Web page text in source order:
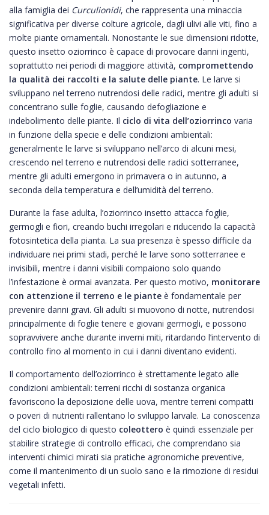
alla famiglia dei Curculionidi, che rappresenta una minaccia
significativa per diverse colture agricole, dagli ulivi alle viti, fino a
molte piante ornamentali. Nonostante le sue dimensioni ridotte,
questo insetto oziorrinco è capace di provocare danni ingenti,
soprattutto nei periodi di maggiore attività, compromettendo
la qualità dei raccolti e la salute delle piante. Le larve si
sviluppano nel terreno nutrendosi delle radici, mentre gli adulti si
concentrano sulle foglie, causando defogliazione e
indebolimento delle piante. Il ciclo di vita dell’oziorrinco varia
in funzione della specie e delle condizioni ambientali:
generalmente le larve si sviluppano nell’arco di alcuni mesi,
crescendo nel terreno e nutrendosi delle radici sotterranee,
mentre gli adulti emergono in primavera o in autunno, a
seconda della temperatura e dell’umidità del terreno.
Durante la fase adulta, l’oziorrinco insetto attacca foglie,
germogli e fiori, creando buchi irregolari e riducendo la capacità
fotosintetica della pianta. La sua presenza è spesso difficile da
individuare nei primi stadi, perché le larve sono sotterranee e
invisibili, mentre i danni visibili compaiono solo quando
l’infestazione è ormai avanzata. Per questo motivo, monitorare
con attenzione il terreno e le piante è fondamentale per
prevenire danni gravi. Gli adulti si muovono di notte, nutrendosi
principalmente di foglie tenere e giovani germogli, e possono
sopravvivere anche durante inverni miti, ritardando l’intervento di
controllo fino al momento in cui i danni diventano evidenti.
Il comportamento dell’oziorrinco è strettamente legato alle
condizioni ambientali: terreni ricchi di sostanza organica
favoriscono la deposizione delle uova, mentre terreni compatti
o poveri di nutrienti rallentano lo sviluppo larvale. La conoscenza
del ciclo biologico di questo coleottero è quindi essenziale per
stabilire strategie di controllo efficaci, che comprendano sia
interventi chimici mirati sia pratiche agronomiche preventive,
come il mantenimento di un suolo sano e la rimozione di residui
vegetali infetti.